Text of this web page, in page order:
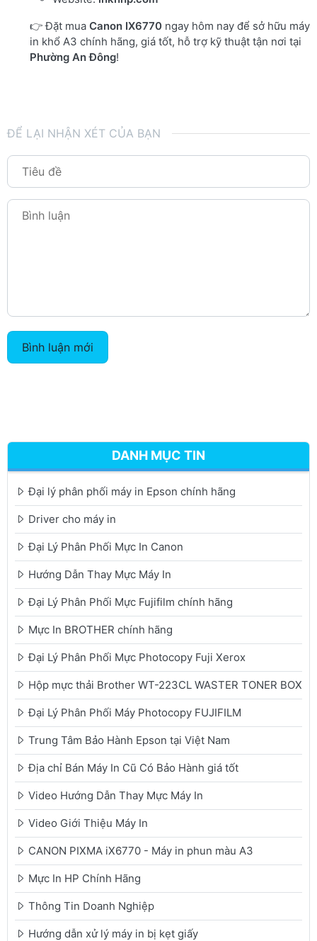
👉 Đặt mua Canon IX6770 ngay hôm nay để sở hữu máy
in khổ A3 chính hãng, giá tốt, hỗ trợ kỹ thuật tận nơi tại
Phường An Đông!
ĐỂ LẠI NHẬN XÉT CỦA BẠN
Bình luận mới
DANH MỤC TIN
Đại lý phân phối máy in Epson chính hãng
Driver cho máy in
Đại Lý Phân Phối Mực In Canon
Hướng Dẫn Thay Mực Máy In
Đại Lý Phân Phối Mực Fujifilm chính hãng
Mực In BROTHER chính hãng
Đại Lý Phân Phối Mực Photocopy Fuji Xerox
Hộp mực thải Brother WT-223CL WASTER TONER BOX
Đại Lý Phân Phối Máy Photocopy FUJIFILM
Trung Tâm Bảo Hành Epson tại Việt Nam
Địa chỉ Bán Máy In Cũ Có Bảo Hành giá tốt
Video Hướng Dẫn Thay Mực Máy In
Video Giới Thiệu Máy In
CANON PIXMA iX6770 - Máy in phun màu A3
Mực In HP Chính Hãng
Thông Tin Doanh Nghiệp
Hướng dẫn xử lý máy in bị kẹt giấy